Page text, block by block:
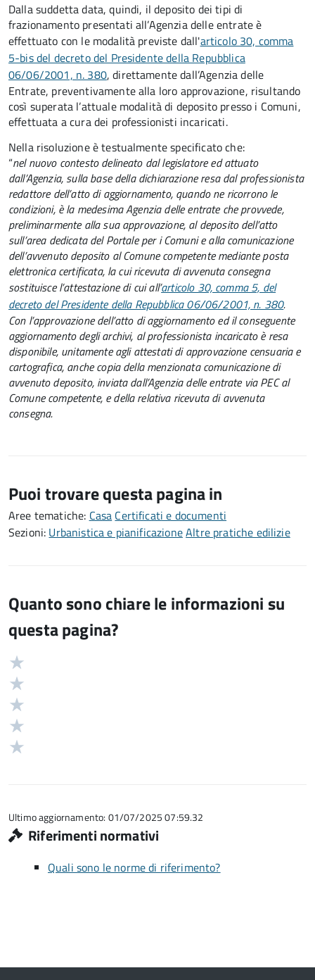
Dalla suddetta data, quindi, il deposito dei tipi di
frazionamento presentati all’Agenzia delle entrate è
effettuato con le modalità previste dall'articolo 30, comma
5-bis del decreto del Presidente della Repubblica
06/06/2001, n. 380, direttamente dall’Agenzia delle
Entrate, preventivamente alla loro approvazione, risultando
così superata l’attuale modalità di deposito presso i Comuni,
effettuata a cura dei professionisti incaricati.
Nella risoluzione è testualmente specificato che:
“nel nuovo contesto delineato dal legislatore ed attuato
dall’Agenzia, sulla base della dichiarazione resa dal professionista
redattore dell’atto di aggiornamento, quando ne ricorrono le
condizioni, è la medesima Agenzia delle entrate che provvede,
preliminarmente alla sua approvazione, al deposito dell’atto
sull’area dedicata del Portale per i Comuni e alla comunicazione
dell’avvenuto deposito al Comune competente mediante posta
elettronica certificata, la cui ricevuta di avvenuta consegna
sostituisce l’attestazione di cui all’articolo 30, comma 5, del
decreto del Presidente della Repubblica 06/06/2001, n. 380.
Con l’approvazione dell’atto di aggiornamento ed il conseguente
aggiornamento degli archivi, al professionista incaricato è resa
disponibile, unitamente agli attestati di approvazione censuaria e
cartografica, anche copia della menzionata comunicazione di
avvenuto deposito, inviata dall’Agenzia delle entrate via PEC al
Comune competente, e della relativa ricevuta di avvenuta
consegna.
Puoi trovare questa pagina in
Aree tematiche: Casa Certificati e documenti
Sezioni: Urbanistica e pianificazioneAltre pratiche edilizie
Quanto sono chiare le informazioni su
questa pagina?
Valutazione
5
Ultimo aggiornamento: 01/07/2025 07:59.32
Riferimenti normativi
Quali sono le norme di riferimento?